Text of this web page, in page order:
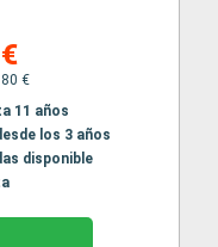
€
11 años
los 3 años
disponible